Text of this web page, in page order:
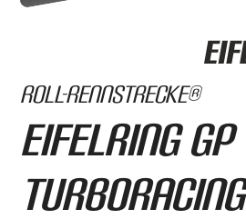
Roll-Rennstrecke®
Eifelring GP
TurboRacing